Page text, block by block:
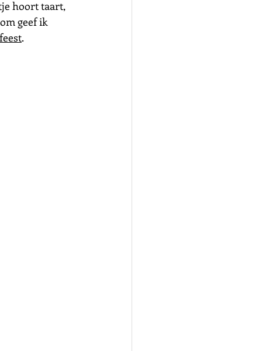
hoort taart,
geef ik
.